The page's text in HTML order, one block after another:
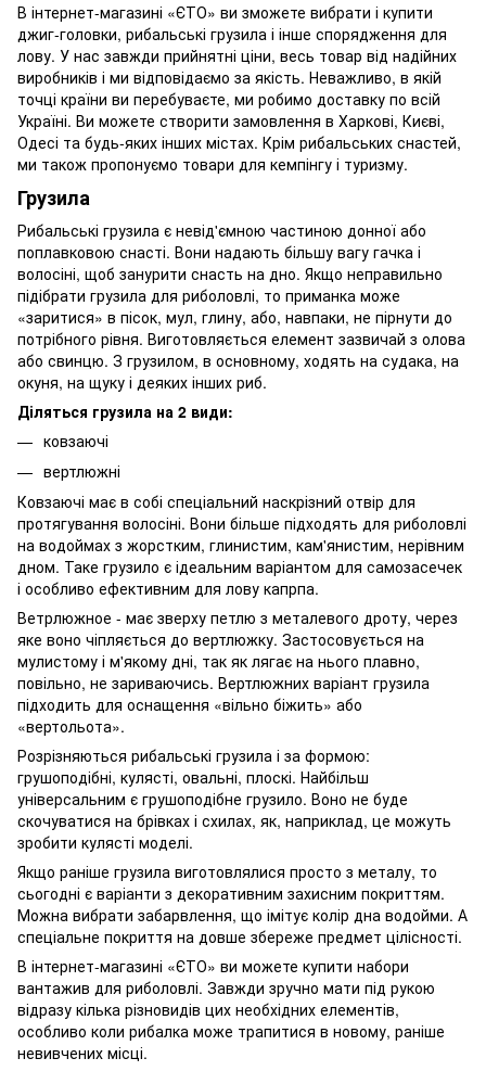
В інтернет-магазині «ЄТО» ви зможете вибрати і купити
джиг-головки, рибальські грузила і інше спорядження для
лову. У нас завжди прийнятні ціни, весь товар від надійних
виробників і ми відповідаємо за якість. Неважливо, в якій
точці країни ви перебуваєте, ми робимо доставку по всій
Україні. Ви можете створити замовлення в Харкові, Києві,
Одесі та будь-яких інших містах. Крім рибальських снастей,
ми також пропонуємо товари для кемпінгу і туризму.
Грузила
Рибальські грузила є невід'ємною частиною донної або
поплавковою снасті. Вони надають більшу вагу гачка і
волосіні, щоб занурити снасть на дно. Якщо неправильно
підібрати грузила для риболовлі, то приманка може
«заритися» в пісок, мул, глину, або, навпаки, не пірнути до
потрібного рівня. Виготовляється елемент зазвичай з олова
або свинцю. З грузилом, в основному, ходять на судака, на
окуня, на щуку і деяких інших риб.
Діляться грузила на 2 види:
ковзаючі
вертлюжні
Ковзаючі має в собі спеціальний наскрізний отвір для
протягування волосіні. Вони більше підходять для риболовлі
на водоймах з жорстким, глинистим, кам'янистим, нерівним
дном. Таке грузило є ідеальним варіантом для самозасечек
і особливо ефективним для лову капрпа.
Ветрлюжное - має зверху петлю з металевого дроту, через
яке воно чіпляється до вертлюжку. Застосовується на
мулистому і м'якому дні, так як лягає на нього плавно,
повільно, не зариваючись. Вертлюжних варіант грузила
підходить для оснащення «вільно біжить» або
«вертольота».
Розрізняються рибальські грузила і за формою:
грушоподібні, кулясті, овальні, плоскі. Найбільш
універсальним є грушоподібне грузило. Воно не буде
скочуватися на брівках і схилах, як, наприклад, це можуть
зробити кулясті моделі.
Якщо раніше грузила виготовлялися просто з металу, то
сьогодні є варіанти з декоративним захисним покриттям.
Можна вибрати забарвлення, що імітує колір дна водойми. А
спеціальне покриття на довше збереже предмет цілісності.
В інтернет-магазині «ЄТО» ви можете купити набори
вантажив для риболовлі. Завжди зручно мати під рукою
відразу кілька різновидів цих необхідних елементів,
особливо коли рибалка може трапитися в новому, раніше
невивчених місці.